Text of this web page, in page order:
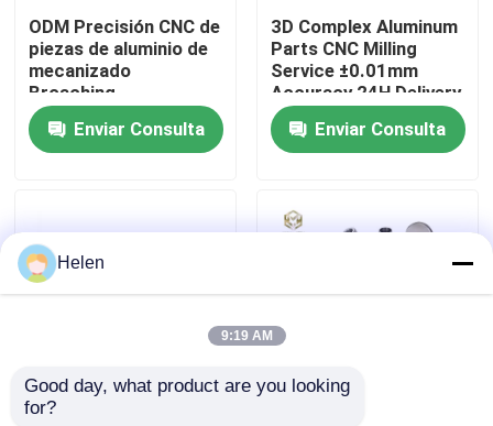
Control de Calidad
Contacto
Todos los casos
Solicitar una cotización
perfiles de aluminio para las ventanas y las puertas
ODM Precisión CNC de
piezas de aluminio de
mecanizado
Broaching
Enviar Consulta
3D Complex Aluminum
Parts CNC Milling
Service ±0.01mm
Accuracy 24H Delivery
Enviar Consulta
Perfil de aluminio
Helen
9:19 AM
Good day, what product are you looking
for?